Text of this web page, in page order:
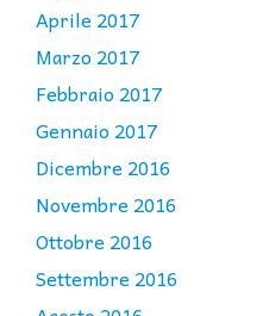
Aprile 2017
Marzo 2017
Febbraio 2017
Gennaio 2017
Dicembre 2016
Novembre 2016
Ottobre 2016
Settembre 2016